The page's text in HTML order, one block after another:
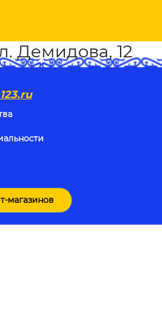
Демидова, 12
магазинов